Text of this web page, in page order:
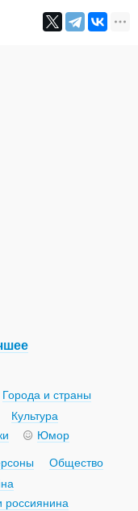
Города и страны
Культура
Юмор
Общество
россиянина